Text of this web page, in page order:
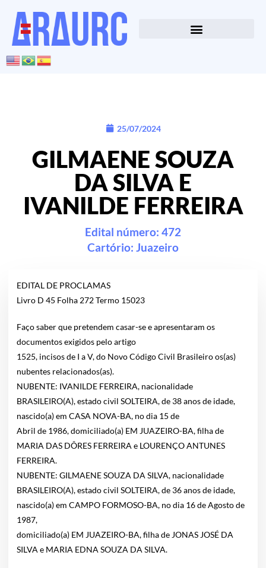
25/07/2024
GILMAENE SOUZA
DA SILVA E
IVANILDE FERREIRA
Edital número: 472
Cartório: Juazeiro
EDITAL DE PROCLAMAS
Livro D 45 Folha 272 Termo 15023
Faço saber que pretendem casar-se e apresentaram os
documentos exigidos pelo artigo
1525, incisos de I a V, do Novo Código Civil Brasileiro os(as)
nubentes relacionados(as).
NUBENTE: IVANILDE FERREIRA, nacionalidade
BRASILEIRO(A),estado civil SOLTEIRA, de 38 anos de idade,
nascido(a) em CASA NOVA-BA, no dia 15 de
Abril de 1986, domiciliado(a) EM JUAZEIRO-BA, filha de
MARIA DAS DÔRES FERREIRA e LOURENÇO ANTUNES
FERREIRA.
NUBENTE: GILMAENE SOUZA DA SILVA, nacionalidade
BRASILEIRO(A),estado civil SOLTEIRA, de 36 anosde idade,
nascido(a) em CAMPO FORMOSO-BA, no dia 16 de Agosto de
1987,
domiciliado(a) EM JUAZEIRO-BA, filha de JONAS JOSÉ DA
SILVA e MARIA EDNA SOUZA DA SILVA.